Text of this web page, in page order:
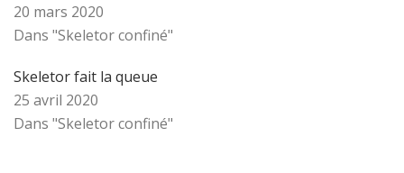
20 mars 2020
Dans "Skeletor confiné"
Skeletor fait la queue
25 avril 2020
Dans "Skeletor confiné"